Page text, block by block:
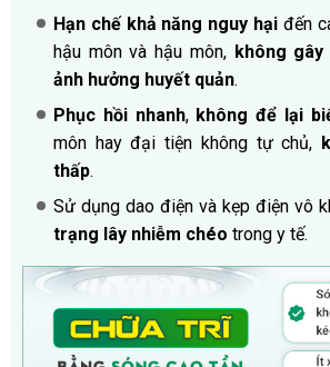
Hạn chế khả năng nguy hại đến
hậu môn và hậu môn, không
ảnh hưởng huyết quản.
Phục hồi nhanh, không để lại
môn hay đại tiện không tự chủ,
thấp.
Sử dụng dao điện và kẹp điện vô
trạng lây nhiễm chéo trong y tế.